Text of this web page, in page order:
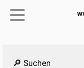
🔎 Suchen